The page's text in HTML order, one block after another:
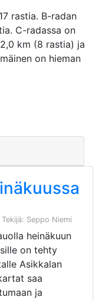
rastia. B-radan
C-radassa on
km (8 rastia) ja
on hieman
Tekijä: Seppo Niemi
heinäkuun
on tehty
Asikkalan
saa
ja